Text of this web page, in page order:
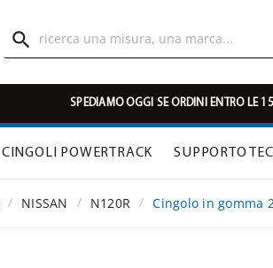

SPEDIAMO OGGI SE ORDINI ENTRO LE
CINGOLI POWERTRACK SUPPORTO
NISSAN N120R Cingolo in gomma